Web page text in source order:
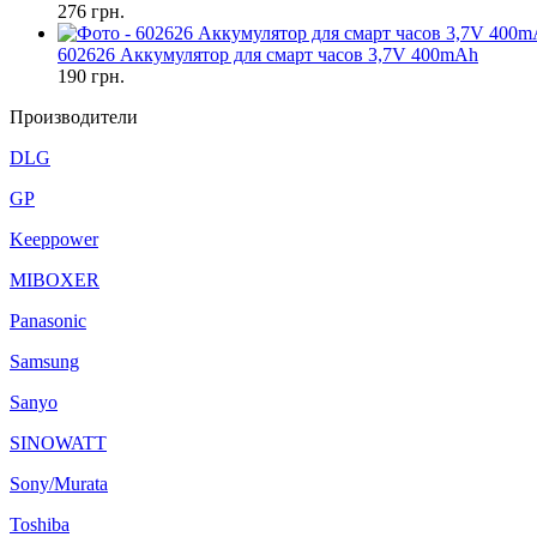
276 грн.
602626 Аккумулятор для смарт часов 3,7V 400mAh
190 грн.
Производители
DLG
GP
Keeppower
MIBOXER
Panasonic
Samsung
Sanyo
SINOWATT
Sony/Murata
Toshiba